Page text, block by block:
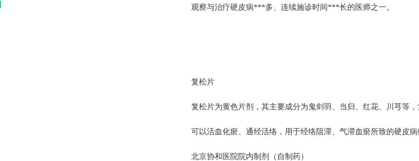
观察与治疗硬皮病***多、连续施诊时间***长的医师之一。
复松片
复松片为黄色片剂，其主要成分为鬼剑羽、当归、红花、川芎等
可以活血化瘀、通经活络，用于经络阻滞、气滞血瘀所致的硬皮病
北京协和医院院内制剂（自制药）